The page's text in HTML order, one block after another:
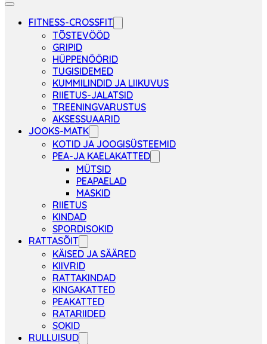
FITNESS-CROSSFIT
TÕSTEVÖÖD
GRIPID
HÜPPENÖÖRID
TUGISIDEMED
KUMMILINDID JA LIIKUVUS
RIIETUS-JALATSID
TREENINGVARUSTUS
AKSESSUAARID
JOOKS-MATK
KOTID JA JOOGISÜSTEEMID
PEA-JA KAELAKATTED
MÜTSID
PEAPAELAD
MASKID
RIIETUS
KINDAD
SPORDISOKID
RATTASÕIT
KÄISED JA SÄÄRED
KIIVRID
RATTAKINDAD
KINGAKATTED
PEAKATTED
RATARIIDED
SOKID
RULLUISUD